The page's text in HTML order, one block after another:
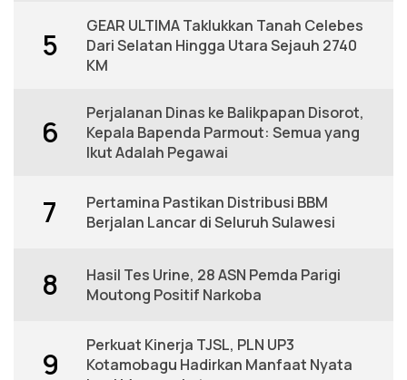
5
GEAR ULTIMA Taklukkan Tanah Celebes
Dari Selatan Hingga Utara Sejauh 2740
KM
6
Perjalanan Dinas ke Balikpapan Disorot,
Kepala Bapenda Parmout: Semua yang
Ikut Adalah Pegawai
7
Pertamina Pastikan Distribusi BBM
Berjalan Lancar di Seluruh Sulawesi
8
Hasil Tes Urine, 28 ASN Pemda Parigi
Moutong Positif Narkoba
9
Perkuat Kinerja TJSL, PLN UP3
Kotamobagu Hadirkan Manfaat Nyata